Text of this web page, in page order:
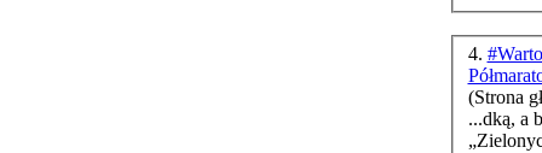
4.
(Strona
...dką, a